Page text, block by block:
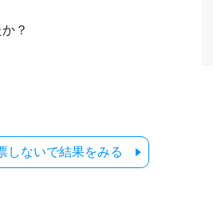
？
しないで結果をみる